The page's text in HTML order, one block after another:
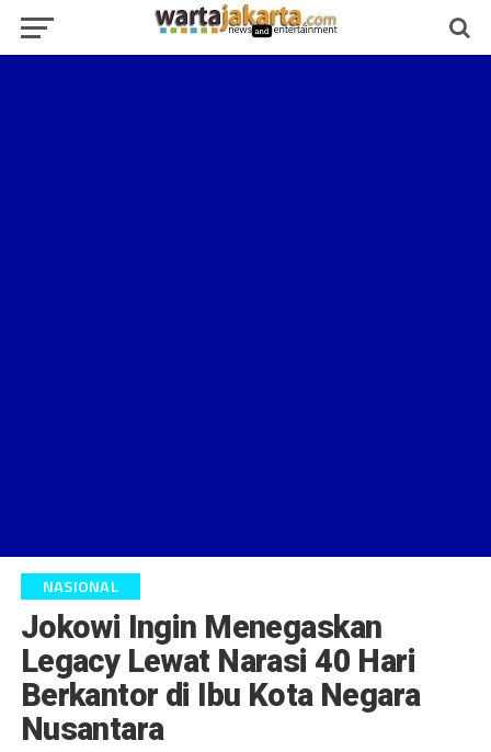
NASIONAL
Jokowi Ingin Menegaskan
Legacy Lewat Narasi 40 Hari
Berkantor di Ibu Kota Negara
Nusantara